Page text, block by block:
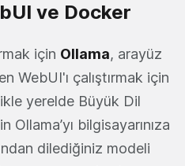
ve Docker
için Ollama, arayüz
WebUI'ı çalıştırmak için
yerelde Büyük Dil
Ollama’yı bilgisayarınıza
dilediğiniz modeli